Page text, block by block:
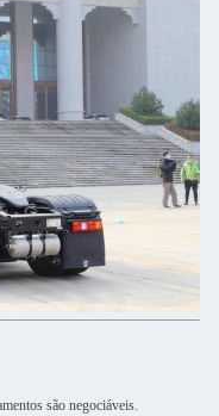
são negociáveis.